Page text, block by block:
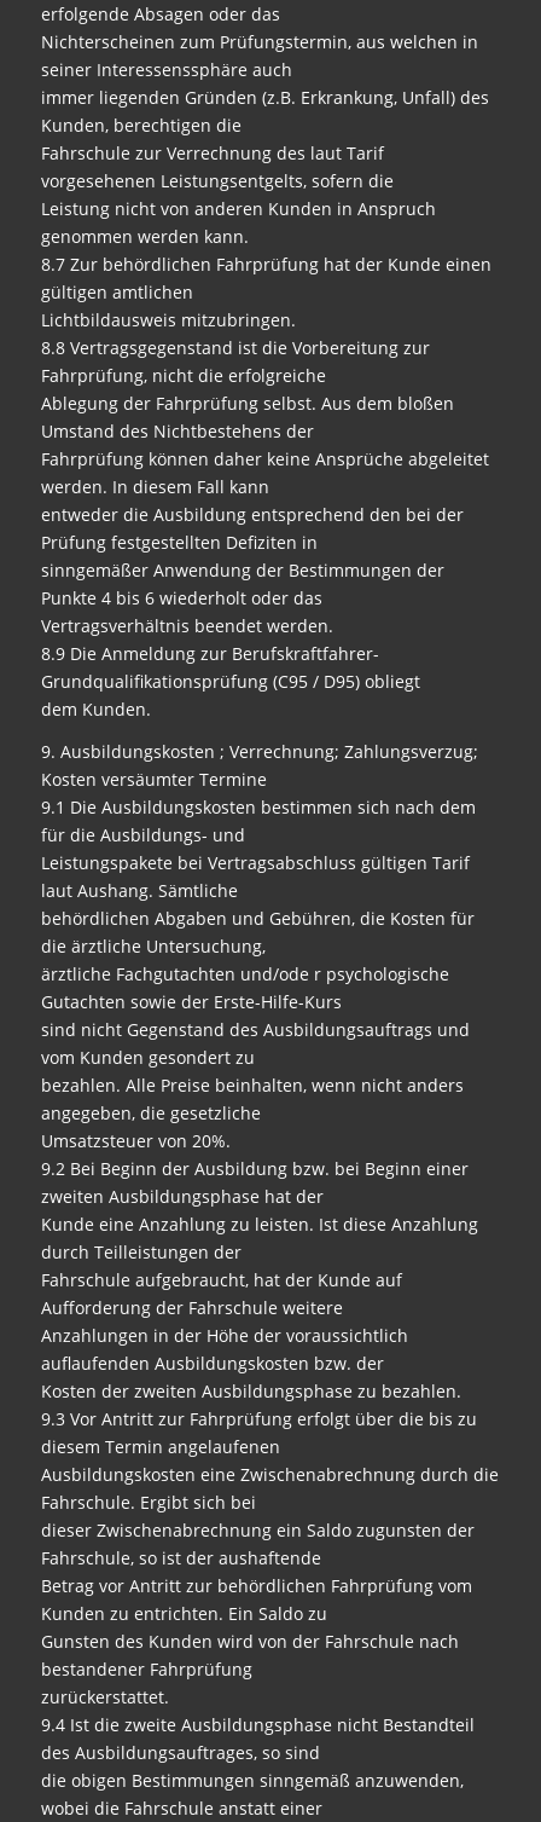
erfolgende Absagen oder das
Nichterscheinen zum Prüfungstermin, aus welchen in
seiner Interessenssphäre auch
immer liegenden Gründen (z.B. Erkrankung, Unfall) des
Kunden, berechtigen die
Fahrschule zur Verrechnung des laut Tarif
vorgesehenen Leistungsentgelts, sofern die
Leistung nicht von anderen Kunden in Anspruch
genommen werden kann.
8.7 Zur behördlichen Fahrprüfung hat der Kunde einen
gültigen amtlichen
Lichtbildausweis mitzubringen.
8.8 Vertragsgegenstand ist die Vorbereitung zur
Fahrprüfung, nicht die erfolgreiche
Ablegung der Fahrprüfung selbst. Aus dem bloßen
Umstand des Nichtbestehens der
Fahrprüfung können daher keine Ansprüche abgeleitet
werden. In diesem Fall kann
entweder die Ausbildung entsprechend den bei der
Prüfung festgestellten Defiziten in
sinngemäßer Anwendung der Bestimmungen der
Punkte 4 bis 6 wiederholt oder das
Vertragsverhältnis beendet werden.
8.9 Die Anmeldung zur Berufskraftfahrer-
Grundqualifikationsprüfung (C95 / D95) obliegt
dem Kunden.
9. Ausbildungskosten ; Verrechnung; Zahlungsverzug;
Kosten versäumter Termine
9.1 Die Ausbildungskosten bestimmen sich nach dem
für die Ausbildungs- und
Leistungspakete bei Vertragsabschluss gültigen Tarif
laut Aushang. Sämtliche
behördlichen Abgaben und Gebühren, die Kosten für
die ärztliche Untersuchung,
ärztliche Fachgutachten und/ode r psychologische
Gutachten sowie der Erste-Hilfe-Kurs
sind nicht Gegenstand des Ausbildungsauftrags und
vom Kunden gesondert zu
bezahlen. Alle Preise beinhalten, wenn nicht anders
angegeben, die gesetzliche
Umsatzsteuer von 20%.
9.2 Bei Beginn der Ausbildung bzw. bei Beginn einer
zweiten Ausbildungsphase hat der
Kunde eine Anzahlung zu leisten. Ist diese Anzahlung
durch Teilleistungen der
Fahrschule aufgebraucht, hat der Kunde auf
Aufforderung der Fahrschule weitere
Anzahlungen in der Höhe der voraussichtlich
auflaufenden Ausbildungskosten bzw. der
Kosten der zweiten Ausbildungsphase zu bezahlen.
9.3 Vor Antritt zur Fahrprüfung erfolgt über die bis zu
diesem Termin angelaufenen
Ausbildungskosten eine Zwischenabrechnung durch die
Fahrschule. Ergibt sich bei
dieser Zwischenabrechnung ein Saldo zugunsten der
Fahrschule, so ist der aushaftende
Betrag vor Antritt zur behördlichen Fahrprüfung vom
Kunden zu entrichten. Ein Saldo zu
Gunsten des Kunden wird von der Fahrschule nach
bestandener Fahrprüfung
zurückerstattet.
9.4 Ist die zweite Ausbildungsphase nicht Bestandteil
des Ausbildungsauftrages, so sind
die obigen Bestimmungen sinngemäß anzuwenden,
wobei die Fahrschule anstatt einer